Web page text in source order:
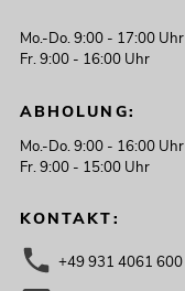
Mo.-Do. 9:00 - 17:00 Uhr
Fr. 9:00 - 16:00 Uhr
ABHOLUNG:
Mo.-Do. 9:00 - 16:00 Uhr
Fr. 9:00 - 15:00 Uhr
KONTAKT:
+49 931 4061 600